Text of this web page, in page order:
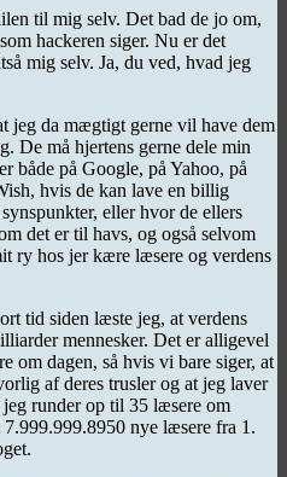
til mig selv. Det bad de jo om,
hackeren siger. Nu er det
mig selv. Ja, du ved, hvad jeg
jeg da mægtigt gerne vil have dem
De må hjertens gerne dele min
både på Google, på Yahoo, på
hvis de kan lave en billig
eller hvor de ellers
det er til havs, og også selvom
ry hos jer kære læsere og verdens
tid siden læste jeg, at verdens
mennesker. Det er alligevel
om dagen, så hvis vi bare siger, at
af deres trusler og at jeg laver
runder op til 35 læsere om
7.999.999.8950 nye læsere fra 1.